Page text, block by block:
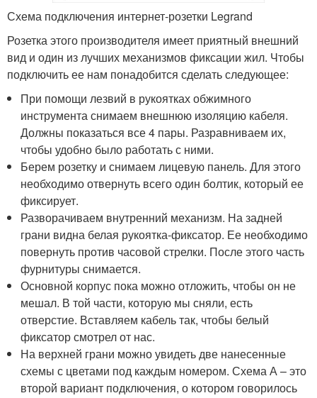
Схема подключения интернет-розетки Legrand
Розетка этого производителя имеет приятный внешний
вид и один из лучших механизмов фиксации жил. Чтобы
подключить ее нам понадобится сделать следующее:
При помощи лезвий в рукоятках обжимного
инструмента снимаем внешнюю изоляцию кабеля.
Должны показаться все 4 пары. Разравниваем их,
чтобы удобно было работать с ними.
Берем розетку и снимаем лицевую панель. Для этого
необходимо отвернуть всего один болтик, который ее
фиксирует.
Разворачиваем внутренний механизм. На задней
грани видна белая рукоятка-фиксатор. Ее необходимо
повернуть против часовой стрелки. После этого часть
фурнитуры снимается.
Основной корпус пока можно отложить, чтобы он не
мешал. В той части, которую мы сняли, есть
отверстие. Вставляем кабель так, чтобы белый
фиксатор смотрел от нас.
На верхней грани можно увидеть две нанесенные
схемы с цветами под каждым номером. Схема А – это
второй вариант подключения, о котором говорилось